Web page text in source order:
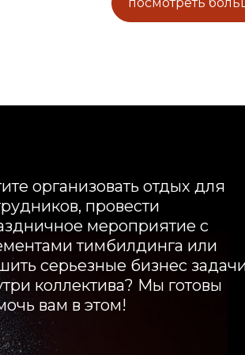
организовать отдых для
провести
мероприятие с
тимбилдинга или
серьезные бизнес
коллектива? Мы готовы
вам в этом!